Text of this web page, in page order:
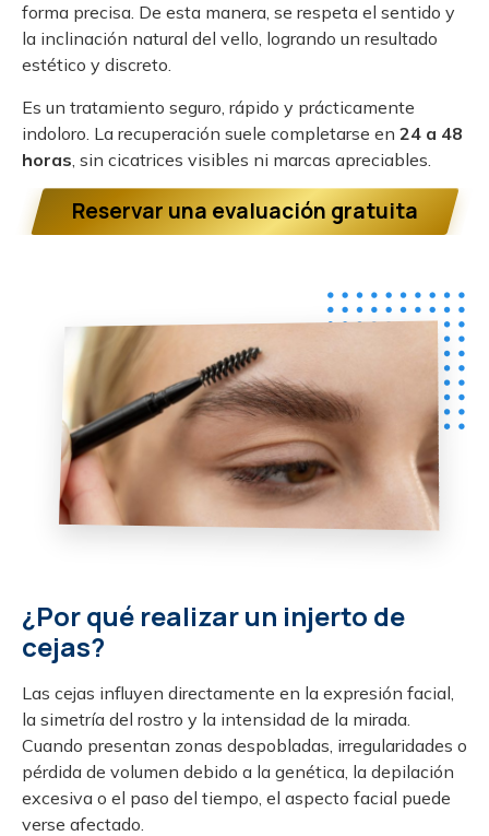
forma precisa. De esta manera, se respeta el sentido y
la inclinación natural del vello, logrando un resultado
estético y discreto.
Es un tratamiento seguro, rápido y prácticamente
indoloro. La recuperación suele completarse en 24 a 48
horas , sin cicatrices visibles ni marcas apreciables.
Reservar una evaluación gratuita
¿Por qué realizar un injerto de
cejas?
Las cejas influyen directamente en la expresión facial,
la simetría del rostro y la intensidad de la mirada.
Cuando presentan zonas despobladas, irregularidades o
pérdida de volumen debido a la genética, la depilación
excesiva o el paso del tiempo, el aspecto facial puede
verse afectado.